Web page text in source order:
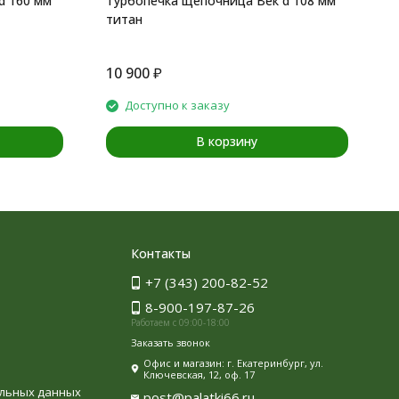
титан
10 900₽
Доступно к заказу
В корзину
данных
Контакты
+7 (343) 200-82-52
8-900-197-87-26
Работаем с 09:00-18:00
Заказать звонок
Офис и магазин: г. Екатеринбург, ул.
Ключевская, 12, оф. 17